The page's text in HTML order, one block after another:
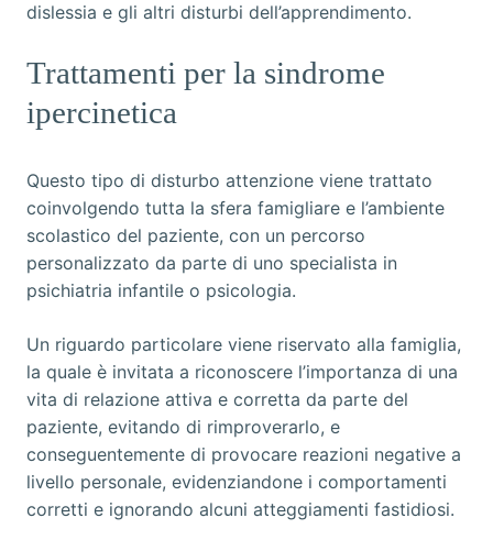
dislessia e gli altri disturbi dell’apprendimento.
Trattamenti per la sindrome
ipercinetica
Questo tipo di disturbo attenzione viene trattato
coinvolgendo tutta la sfera famigliare e l’ambiente
scolastico del paziente, con un percorso
personalizzato da parte di uno specialista in
psichiatria infantile o psicologia.
Un riguardo particolare viene riservato alla famiglia,
la quale è invitata a riconoscere l’importanza di una
vita di relazione attiva e corretta da parte del
paziente, evitando di rimproverarlo, e
conseguentemente di provocare reazioni negative a
livello personale, evidenziandone i comportamenti
corretti e ignorando alcuni atteggiamenti fastidiosi.